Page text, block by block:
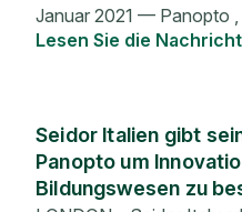
Januar 2021 — Panopto
Lesen Sie die
Seidor Italien gibt
Panopto um
Bildungswesen zu